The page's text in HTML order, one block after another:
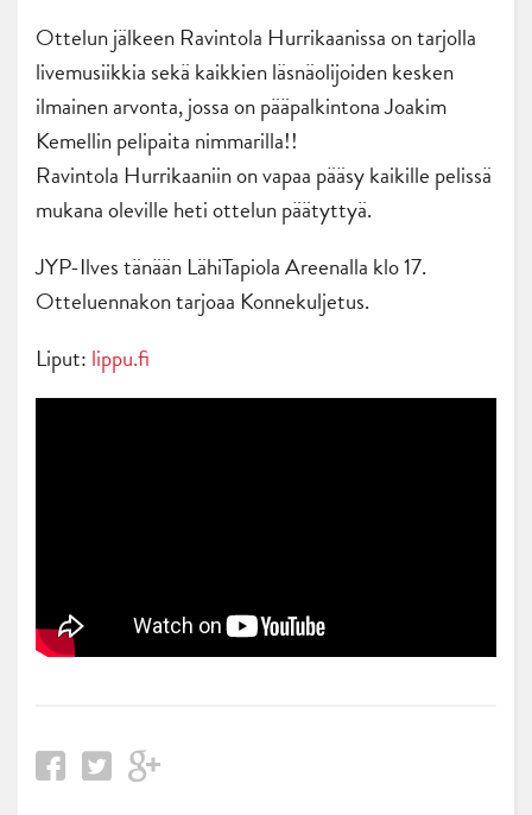
Ottelun jälkeen Ravintola Hurrikaanissa on tarjolla
livemusiikkia sekä kaikkien läsnäolijoiden kesken
ilmainen arvonta, jossa on pääpalkintona Joakim
Kemellin pelipaita nimmarilla!!
Ravintola Hurrikaaniin on vapaa pääsy kaikille pelissä
mukana oleville heti ottelun päätyttyä.
JYP-Ilves tänään LähiTapiola Areenalla klo 17.
Otteluennakon tarjoaa Konnekuljetus.
Liput: lippu.fi